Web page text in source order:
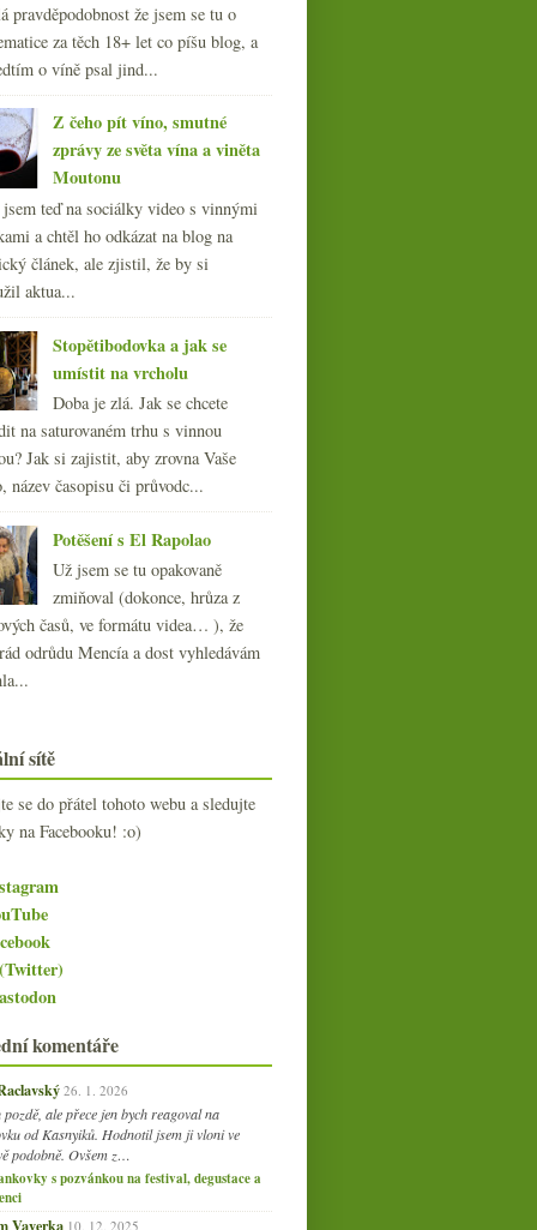
pravděpodobnost že jsem se tu o
za těch 18+ let co píšu blog, a
o víně psal jind...
Z čeho pít víno, smutné
zprávy ze světa vína a viněta
Moutonu
teď na sociálky video s vinnými
a chtěl ho odkázat na blog na
článek, ale zjistil, že by si
aktua...
Stopětibodovka a jak se
umístit na vrcholu
Doba je zlá. Jak se chcete
na saturovaném trhu s vinnou
Jak si zajistit, aby zrovna Vaše
název časopisu či průvodc...
Potěšení s El Rapolao
Už jsem se tu opakovaně
zmiňoval (dokonce, hrůza z
časů, ve formátu videa… ), že
odrůdu Mencía a dost vyhledávám
sítě
se do přátel tohoto webu a sledujte
na Facebooku! :o)
komentáře
26. 1. 2026
ale přece jen bych reagoval na
od Kasnyiků. Hodnotil jsem ji vloni ve
podobně. Ovšem z…
s pozvánkou na festival, degustace a
Vaverka 10. 12. 2025